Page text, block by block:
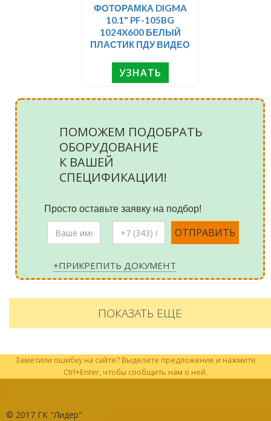
ФОТОРАМКА DIGMA
10.1" PF-105BG
1024X600 БЕЛЫЙ
ПЛАСТИК ПДУ ВИДЕО
УЗНАТЬ
ПОМОЖЕМ ПОДОБРАТЬ
ОБОРУДОВАНИЕ
К ВАШЕЙ
СПЕЦИФИКАЦИИ!
Просто оставьте заявку на подбор!
+ПРИКРЕПИТЬ ДОКУМЕНТ
ПОКАЗАТЬ ЕЩЕ
Заметили ошибку на сайте? Выделите предложение и нажмите
Ctrl+Enter, чтобы сообщить нам о ней.
© 2017 ГК "Лидер"